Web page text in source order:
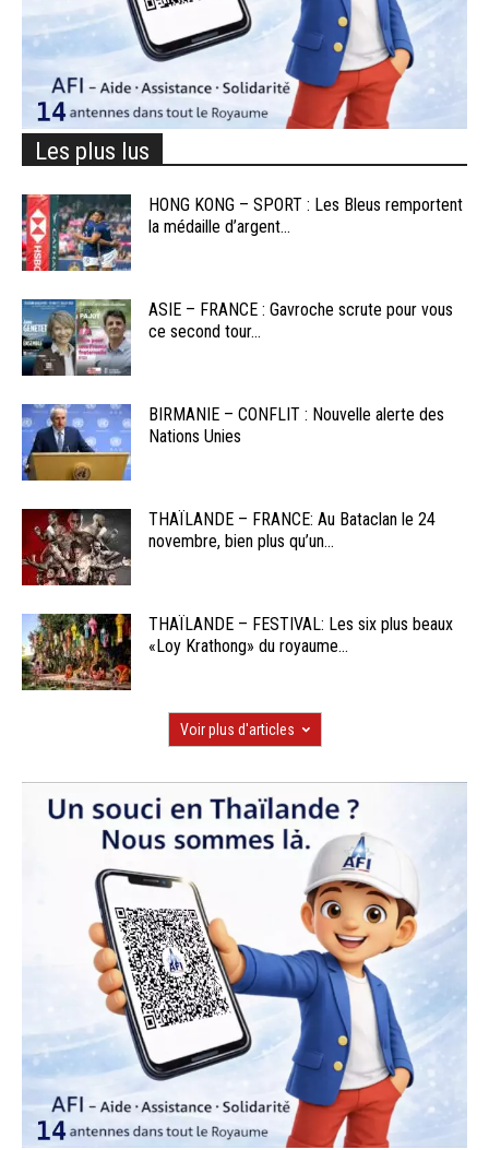
Les plus lus
HONG KONG – SPORT : Les Bleus remportent
la médaille d’argent...
ASIE – FRANCE : Gavroche scrute pour vous
ce second tour...
BIRMANIE – CONFLIT : Nouvelle alerte des
Nations Unies
THAÏLANDE – FRANCE: Au Bataclan le 24
novembre, bien plus qu’un...
THAÏLANDE – FESTIVAL: Les six plus beaux
«Loy Krathong» du royaume...
Voir plus d'articles